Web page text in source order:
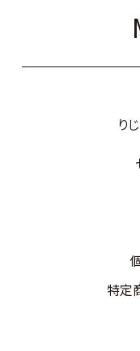
り
特定